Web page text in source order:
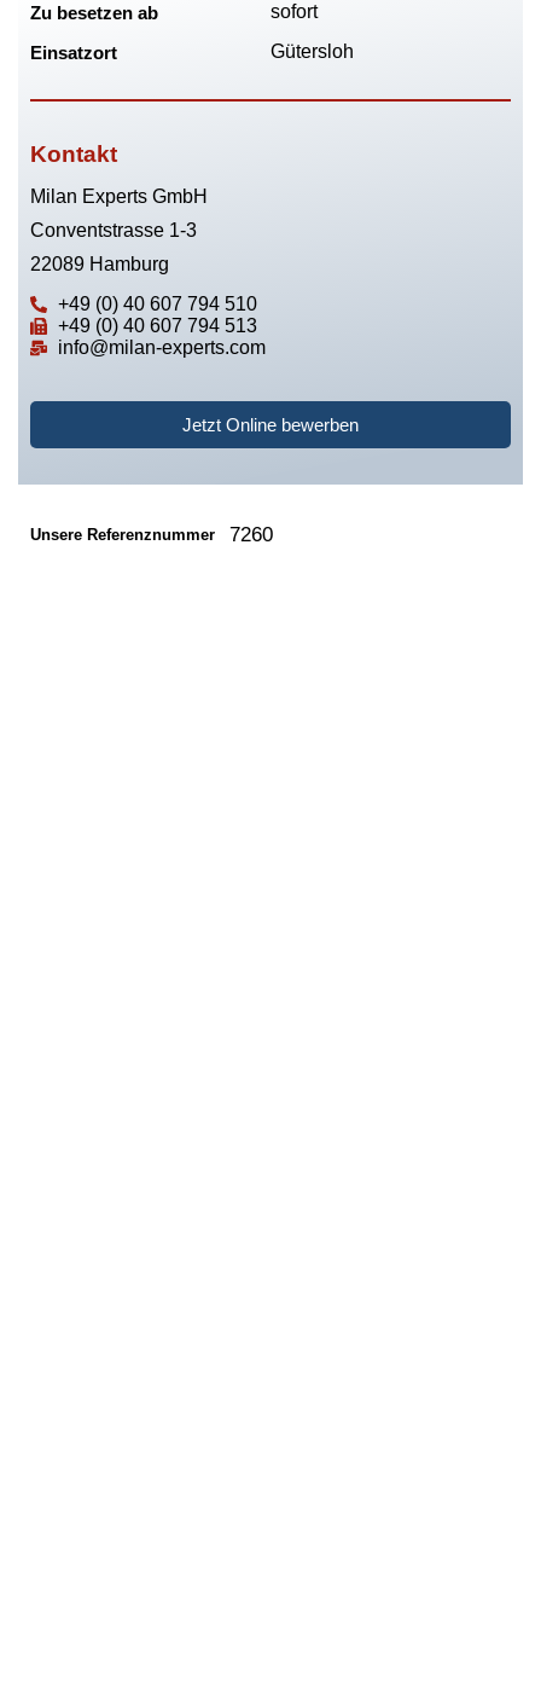
Zu besetzen ab
sofort
Einsatzort
Gütersloh
Kontakt
Milan Experts GmbH
Conventstrasse 1-3
22089 Hamburg
+49 (0) 40 607 794 510
+49 (0) 40 607 794 513
info@milan-experts.com
Jetzt Online bewerben
Unsere Referenznummer 7260